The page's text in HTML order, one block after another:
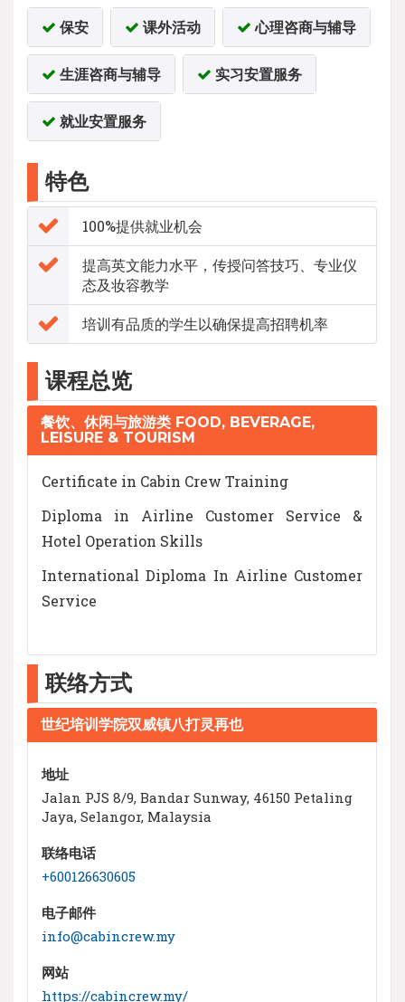
保安 课外活动 心理咨商与辅导
生涯咨商与辅导 实习安置服务
就业安置服务
特色
100%提供就业机会
提高英文能力水平，传授问答技巧、专业仪
态及妆容教学
培训有品质的学生以确保提高招聘机率
课程总览
餐饮、休闲与旅游类 FOOD, BEVERAGE,
LEISURE & TOURISM
Certificate in Cabin Crew Training
Diploma in Airline Customer Service &
Hotel Operation Skills
International Diploma In Airline Customer
Service
联络方式
世纪培训学院双威镇八打灵再也
地址
Jalan PJS 8/9, Bandar Sunway, 46150 Petaling
Jaya, Selangor, Malaysia
联络电话
+600126630605
电子邮件
info@cabincrew.my
网站
https://cabincrew.my/